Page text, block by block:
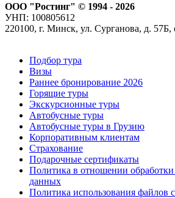
ООО "Ростинг" © 1994 - 2026
УНП: 100805612
220100, г. Минск, ул. Сурганова, д. 57Б,
Подбор тура
Визы
Раннее бронирование 2026
Горящие туры
Экскурсионные туры
Автобусные туры
Автобусные туры в Грузию
Корпоративным клиентам
Страхование
Подарочные сертификаты
Политика в отношении
данных
Политика использования файлов